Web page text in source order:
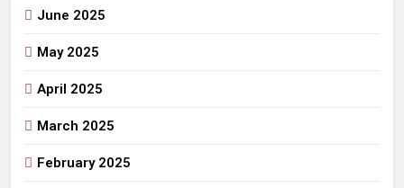
June 2025
May 2025
April 2025
March 2025
February 2025